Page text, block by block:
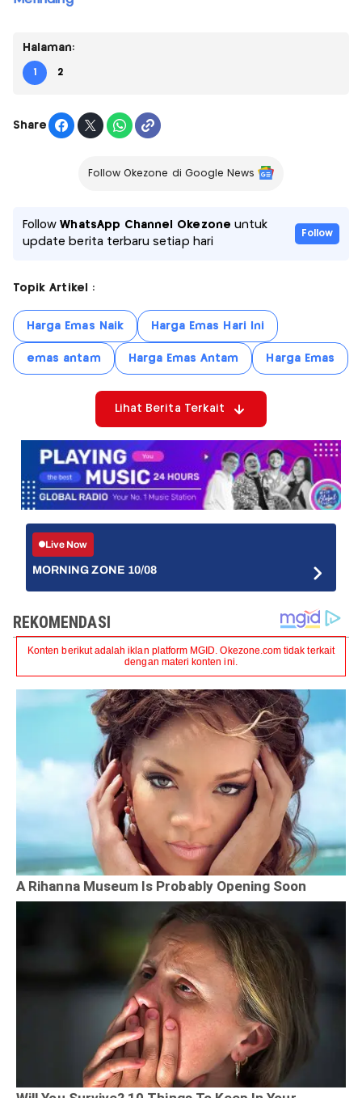
Halaman:
1 2
Share
Follow Okezone di Google News
FollowWhatsApp Channel Okezone untuk
update berita terbaru setiap hari
Follow
Topik Artikel :
Harga Emas Naik Harga Emas Hari Ini
emas antam Harga Emas Antam Harga Emas
Lihat Berita Terkait
Live Now
MORNING ZONE 10/08